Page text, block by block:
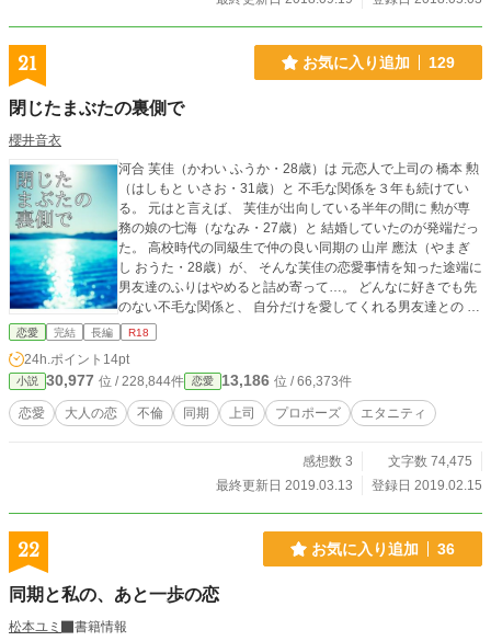
21 お気に入り追加 129
閉じたまぶたの裏側で
櫻井音衣
河合 芙佳（かわい ふうか・28歳）は 元恋人で上司の 橋本 勲
（はしもと いさお・31歳）と 不毛な関係を３年も続けてい
る。 元はと言えば、 芙佳が出向している半年の間に 勲が専
務の娘の七海（ななみ・27歳）と 結婚していたのが発端だっ
た。 高校時代の同級生で仲の良い同期の 山岸 應汰（やまぎ
し おうた・28歳）が、 そんな芙佳の恋愛事情を知った途端に
男友達のふりはやめると詰め寄って…。 どんなに好きでも先
のない不毛な関係と、 自分だけを愛してくれる男友達との 同
じ未来を望める関係。 芙佳はどちらを選ぶのか？ “私にだっ
恋愛 完結 長編 R18
24h.ポイント 14pt
小説 30,977 位 / 228,844件 恋愛 13,186 位 / 66,373件
恋愛 大人の恋 不倫 同期 上司 プロポーズ エタニティ
感想数 3
文字数 74,475
最終更新日 2019.03.13
登録日 2019.02.15
22 お気に入り追加 36
同期と私の、あと一歩の恋
松本ユミ
書籍情報